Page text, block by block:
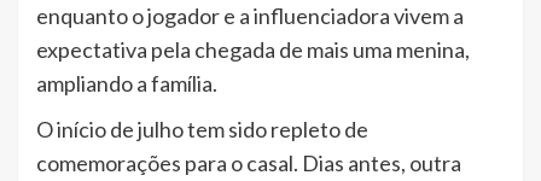
enquanto o jogador e a influenciadora vivem a
expectativa pela chegada de mais uma menina,
ampliando a família.
O início de julho tem sido repleto de
comemorações para o casal. Dias antes, outra